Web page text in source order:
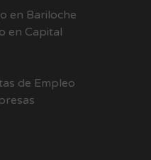
en Bariloche
en Capital
de Empleo